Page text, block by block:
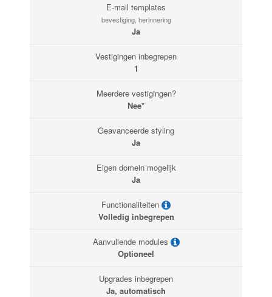
E-mail templates
bevestiging, herinnering
Ja
Vestigingen inbegrepen
1
Meerdere vestigingen?
Nee*
Geavanceerde styling
Ja
Eigen domein mogelijk
Ja
Functionaliteiten
Volledig inbegrepen
Aanvullende modules
Optioneel
Upgrades inbegrepen
Ja, automatisch